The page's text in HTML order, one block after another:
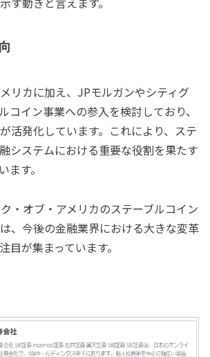
リカに加え、JPモルガンやシティグ
コイン事業への参入を検討しており、
活発化しています。これにより、ステ
システムにおける重要な役割を果たす
ます。
・オブ・アメリカのステーブルコイン
、今後の金融業界における大きな変革
目が集まっています。